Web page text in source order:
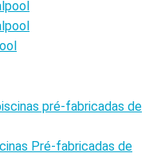
Pré-fabricadas de